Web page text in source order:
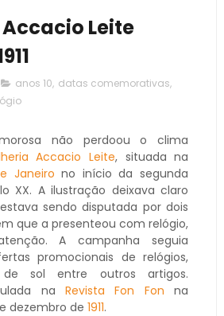
Leite
anos 10, datas comemorativas,
não perdoou o clima
Accacio Leite, situada na
Janeiro no início da segunda
XX. A ilustração deixava claro
sendo disputada por dois
que a presenteou com relógio,
A campanha seguia
promocionais de relógios,
de sol entre outros artigos.
na Revista Fon Fon na
dezembro de 1911.